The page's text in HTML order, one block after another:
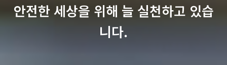
안전한 세상을 위해 늘 실천하고 있습
니다.